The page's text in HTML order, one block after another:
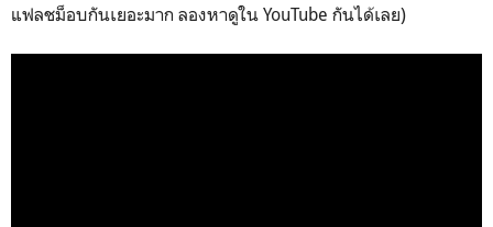
แฟลชม็อบกันเยอะมาก ลองหาดูใน YouTube กันได้เลย)